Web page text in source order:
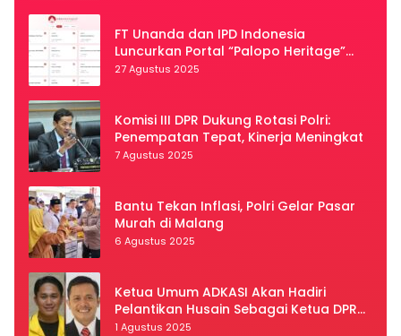
FT Unanda dan IPD Indonesia
Luncurkan Portal “Palopo Heritage”
Secara Virtual
27 Agustus 2025
Komisi III DPR Dukung Rotasi Polri:
Penempatan Tepat, Kinerja Meningkat
7 Agustus 2025
Bantu Tekan Inflasi, Polri Gelar Pasar
Murah di Malang
6 Agustus 2025
Ketua Umum ADKASI Akan Hadiri
Pelantikan Husain Sebagai Ketua DPRD
Luwu Utara
1 Agustus 2025